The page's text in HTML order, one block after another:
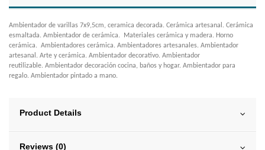
Ambientador de varillas 7x9,5cm, ceramica decorada. Cerámica artesanal. Cerámica
esmaltada. Ambientador de cerámica. Materiales cerámica y madera. Horno
cerámica. Ambientadores cerámica. Ambientadores artesanales. Ambientador
artesanal. Arte y cerámica. Ambientador decorativo. Ambientador
reutilizable. Ambientador decoración cocina, baños y hogar. Ambientador para
regalo. Ambientador pintado a mano.
Product Details
Reviews (0)